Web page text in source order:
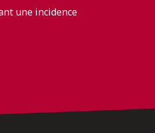
une incidence